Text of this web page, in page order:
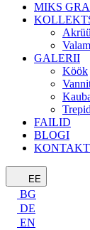
MIKS
GALERII
Köök
Trepid
FAILID
BLOGI
KONTAKT
EE
BG
DE
EN